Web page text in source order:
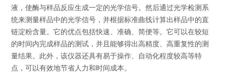
液，使酶与样品反应生成一定的光学信号。然后通过光学检测系
统来测量样品中的光学信号，并根据标准曲线计算出样品中的直
链淀粉含量。它的优点包括快速、准确、简便等。它可以在较短
的时间内完成样品的测试，并且能够得出高精度、高重复性的测
量结果。此外，该仪器还具有易于操作、自动化程度较高等特
点，可以有效地节省人力和时间成本。